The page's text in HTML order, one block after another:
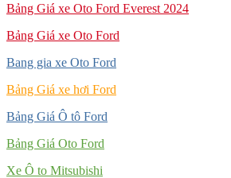
Bảng Giá xe Oto Ford Everest 2024
Bảng Giá xe Oto Ford
Bang gia xe Oto Ford
Bảng Giá xe hơi Ford
Bảng Giá Ô tô Ford
Bảng Giá Oto Ford
Xe Ô to Mitsubishi